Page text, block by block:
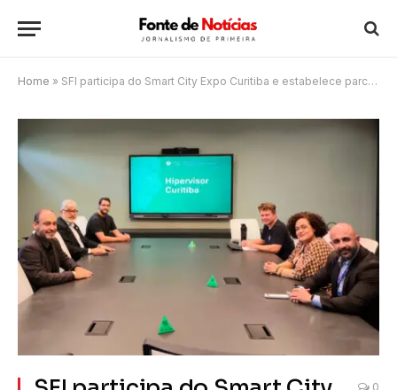
Home » SFI participa do Smart City Expo Curitiba e estabelece parcerias estratégicas
0